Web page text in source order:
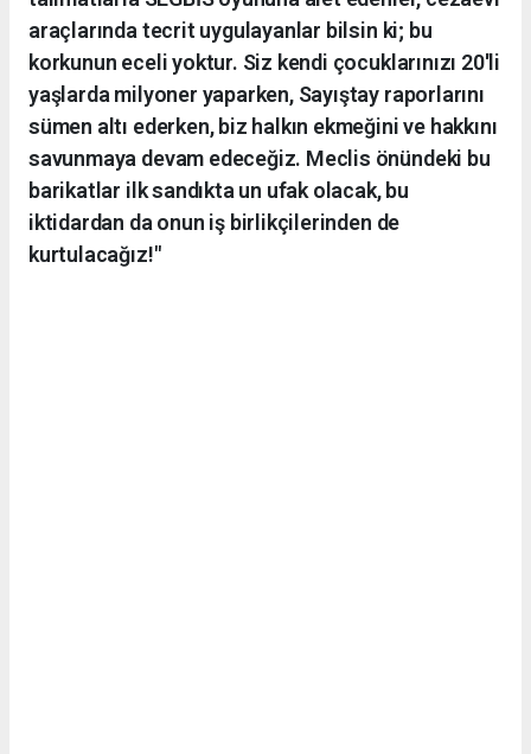
araçlarında tecrit uygulayanlar bilsin ki; bu
korkunun eceli yoktur. Siz kendi çocuklarınızı 20'li
yaşlarda milyoner yaparken, Sayıştay raporlarını
sümen altı ederken, biz halkın ekmeğini ve hakkını
savunmaya devam edeceğiz. Meclis önündeki bu
barikatlar ilk sandıkta un ufak olacak, bu
iktidardan da onun iş birlikçilerinden de
kurtulacağız!"